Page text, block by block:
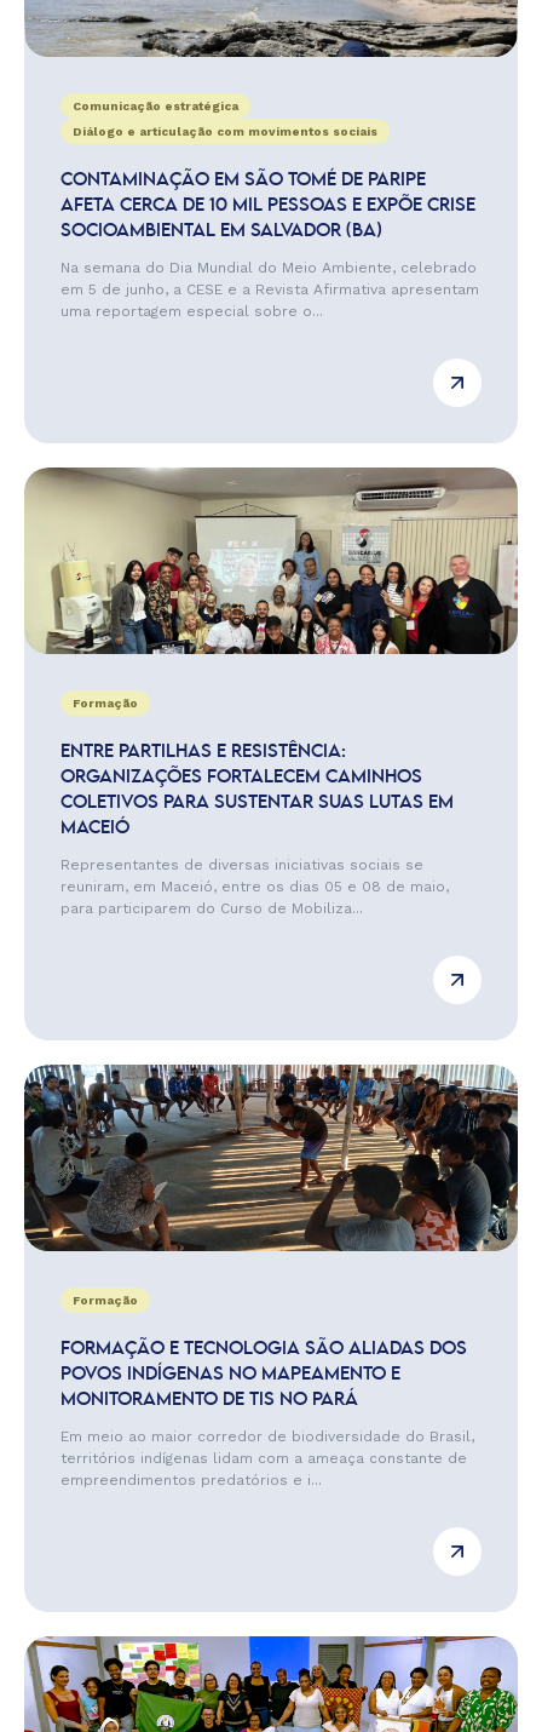
Comunicação estratégica
Diálogo e articulação com movimentos sociais
CONTAMINAÇÃO EM SÃO TOMÉ DE PARIPE
AFETA CERCA DE 10 MIL PESSOAS E EXPÕE CRISE
SOCIOAMBIENTAL EM SALVADOR (BA)
Na semana do Dia Mundial do Meio Ambiente, celebrado
em 5 de junho, a CESE e a Revista Afirmativa apresentam
uma reportagem especial sobre o...
Formação
ENTRE PARTILHAS E RESISTÊNCIA:
ORGANIZAÇÕES FORTALECEM CAMINHOS
COLETIVOS PARA SUSTENTAR SUAS LUTAS EM
MACEIÓ
Representantes de diversas iniciativas sociais se
reuniram, em Maceió, entre os dias 05 e 08 de maio,
para participarem do Curso de Mobiliza...
Formação
FORMAÇÃO E TECNOLOGIA SÃO ALIADAS DOS
POVOS INDÍGENAS NO MAPEAMENTO E
MONITORAMENTO DE TIS NO PARÁ
Em meio ao maior corredor de biodiversidade do Brasil,
territórios indígenas lidam com a ameaça constante de
empreendimentos predatórios e i...